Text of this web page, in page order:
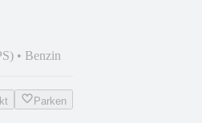
• Benzin
Parken